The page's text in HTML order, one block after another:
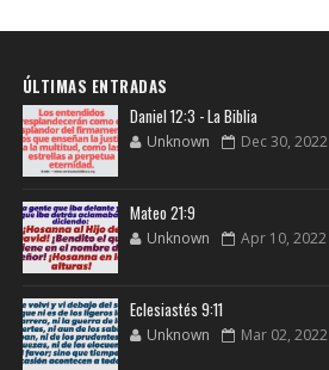
ÚLTIMAS ENTRADAS
Daniel 12:3 - La Biblia
Unknown Dec 30, 2022
Mateo 21:9
Unknown Apr 10, 2022
Eclesiastés 9:11
Unknown Mar 02, 2022